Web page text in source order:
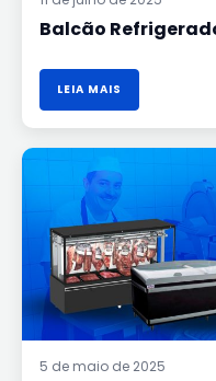
Balcão
LEIA MAIS
5 de maio de 2025
COMO
OS
EQUIPAMENTOS
IDEAIS
PARA
UM
AÇOUGUE